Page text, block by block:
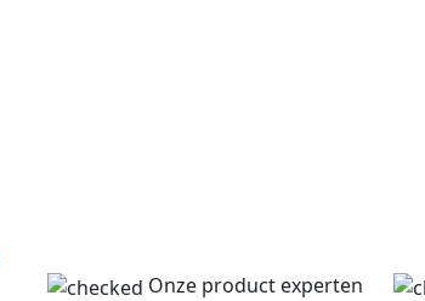
Onze product experten